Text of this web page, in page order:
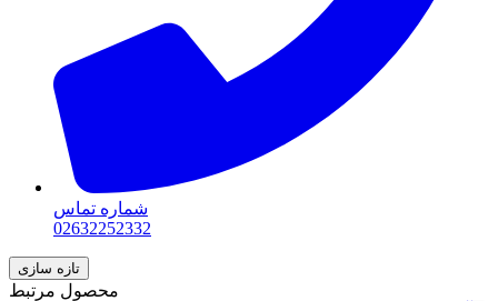
شماره تماس
02632252332
محصول مرتبط